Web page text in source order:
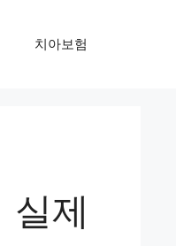
치아보험
실제